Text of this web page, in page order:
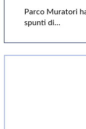
Parco Muratori
spunti di…